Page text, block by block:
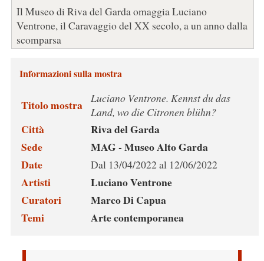
Il Museo di Riva del Garda omaggia Luciano
Ventrone, il Caravaggio del XX secolo, a un anno dalla
scomparsa
Informazioni sulla mostra
Titolo mostra Luciano Ventrone. Kennst du das
Land, wo die Citronen blühn?
Città
Riva del Garda
Sede
MAG - Museo Alto Garda
Date
Dal 13/04/2022 al 12/06/2022
Artisti
Luciano Ventrone
Curatori
Marco Di Capua
Temi
Arte contemporanea